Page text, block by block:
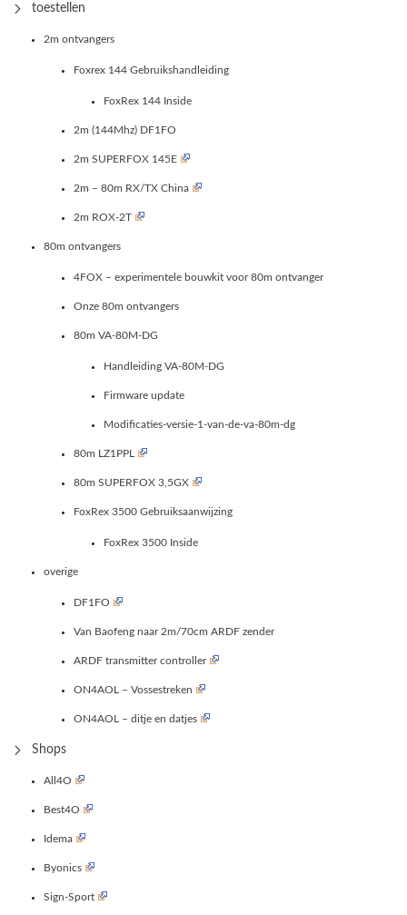
toestellen
2m ontvangers
Foxrex 144 Gebruikshandleiding
FoxRex 144 Inside
2m (144Mhz) DF1FO
2m SUPERFOX 145E
2m – 80m RX/TX China
2m ROX-2T
80m ontvangers
4FOX – experimentele bouwkit voor 80m ontvanger
Onze 80m ontvangers
80m VA-80M-DG
Handleiding VA-80M-DG
Firmware update
Modificaties-versie-1-van-de-va-80m-dg
80m LZ1PPL
80m SUPERFOX 3,5GX
FoxRex 3500 Gebruiksaanwijzing
FoxRex 3500 Inside
overige
DF1FO
Van Baofeng naar 2m/70cm ARDF zender
ARDF transmitter controller
ON4AOL – Vossestreken
ON4AOL – ditje en datjes
Shops
All4O
Best4O
Idema
Byonics
Sign-Sport